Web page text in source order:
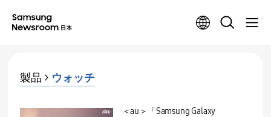
製品 > ウォッチ
＜au＞「Samsung Galaxy